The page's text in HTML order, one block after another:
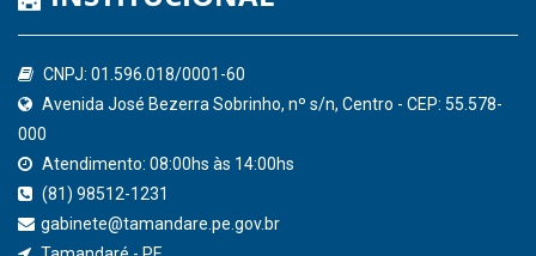
Confederação Nacional de Municípios - CNM
QEdu
Consultar Convênios
Receber Informações sobre novos Repasses